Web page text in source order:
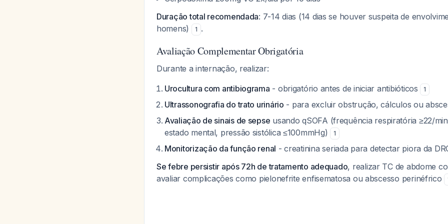
Duração total recomendada: 7-14 dias (14 dias se houver suspeita de
homens)
1 .
Avaliação Complementar Obrigatória
Durante a internação, realizar:
Urocultura com antibiograma - obrigatório antes de iniciar antibióticos 1
Ultrassonografia do trato urinário - para excluir obstrução, cálculos ou
Avaliação de sinais de sepse usando qSOFA (frequência respiratória ≥22/
estado mental, pressão sistólica ≤100mmHg)
1
Monitorização da função renal - creatinina seriada para detectar piora da
Se febre persistir após 72h de tratamento adequado, realizar TC de abdome
avaliar complicações como pielonefrite enfisematosa ou abscesso perinéfrico